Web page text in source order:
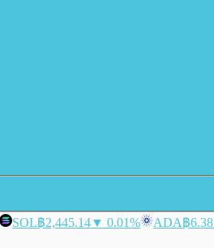
SOL฿2,445.14▼ 0.01% ADA฿6.38